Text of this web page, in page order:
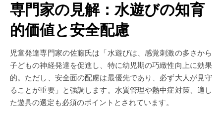
専門家の見解：水遊びの知育
的価値と安全配慮
児童発達専門家の佐藤氏は「水遊びは、感覚刺激の多さから
子どもの神経発達を促進し、特に幼児期の巧緻性向上に効果
的。ただし、安全面の配慮は最優先であり、必ず大人が見守
ることが重要」と強調します。水質管理や熱中症対策、適し
た遊具の選定も必須のポイントとされています。